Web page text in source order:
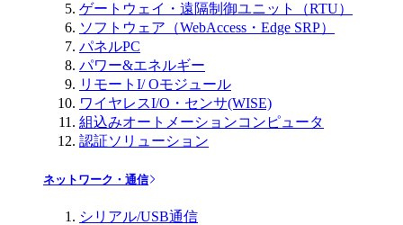
ゲートウェイ・遠隔制御ユニット（RTU）
ソフトウェア（WebAccess・Edge SRP）
パネルPC
パワー&エネルギー
リモートI/ Oモジュール
ワイヤレスI/O・センサ(WISE)
組込みオートメーションコンピュータ
認証ソリューション
ネットワーク・通信
シリアル/USB通信